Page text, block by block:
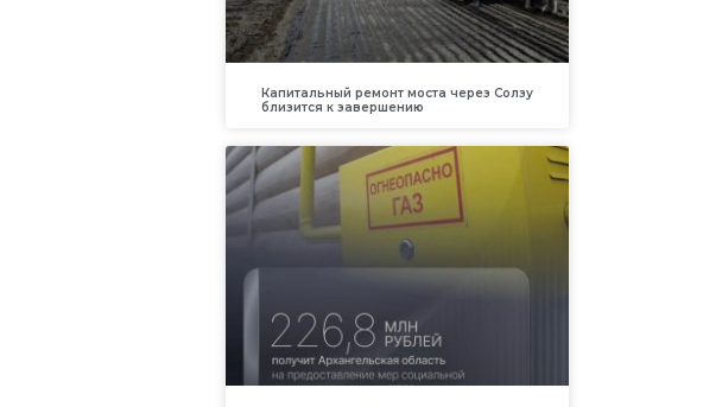
Капитальный ремонт моста через Солзу
близится к завершению